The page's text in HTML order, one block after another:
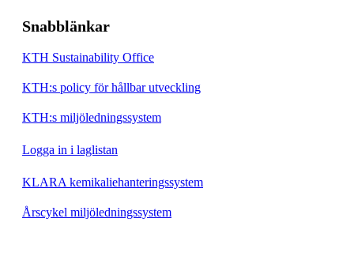
Snabblänkar
KTH Sustainability Office
KTH:s policy för hållbar utveckling
KTH:s miljöledningssystem
Logga in i laglistan
KLARA kemikaliehanteringssystem
Årscykel miljöledningssystem